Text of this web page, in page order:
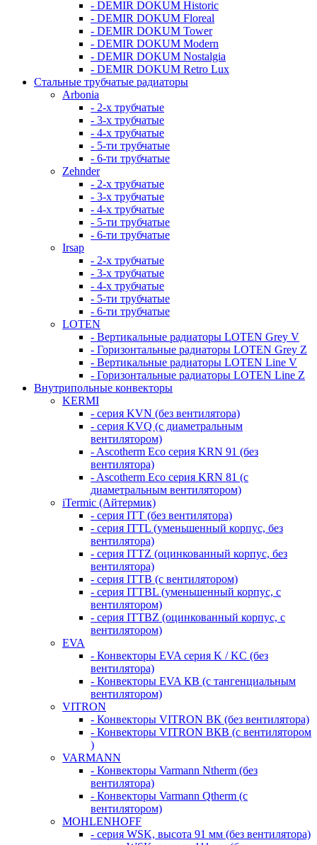
- DEMIR DOKUM Historic
- DEMIR DOKUM Floreal
- DEMIR DOKUM Tower
- DEMIR DOKUM Modern
- DEMIR DOKUM Nostalgia
- DEMIR DOKUM Retro Lux
Стальные трубчатые радиаторы
Arbonia
- 2-х трубчатые
- 3-х трубчатые
- 4-х трубчатые
- 5-ти трубчатые
- 6-ти трубчатые
Zehnder
- 2-х трубчатые
- 3-х трубчатые
- 4-х трубчатые
- 5-ти трубчатые
- 6-ти трубчатые
Irsap
- 2-х трубчатые
- 3-х трубчатые
- 4-х трубчатые
- 5-ти трубчатые
- 6-ти трубчатые
LOTEN
- Вертикальные радиаторы LOTEN Grey V
- Горизонтальные радиаторы LOTEN Grey Z
- Вертикальные радиаторы LOTEN Line V
- Горизонтальные радиаторы LOTEN Line Z
Внутрипольные конвекторы
KERMI
- серия KVN (без вентилятора)
- серия KVQ (с диаметральным
вентилятором)
- Ascotherm Eco серия KRN 91 (без
вентилятора)
- Ascotherm Eco серия KRN 81 (с
диаметральным вентилятором)
iTermic (Айтермик)
- серия ITT (без вентилятора)
- серия ITTL (уменьшенный корпус, без
вентилятора)
- серия ITTZ (оцинкованный корпус, без
вентилятора)
- серия ITTB (с вентилятором)
- серия ITTBL (уменьшенный корпус, с
вентилятором)
- серия ITTBZ (оцинкованный корпус, с
вентилятором)
EVA
- Конвекторы EVA серия K / KC (без
вентилятора)
- Конвекторы EVA КВ (с тангенциальным
вентилятором)
VITRON
- Конвекторы VITRON ВК (без вентилятора)
- Конвекторы VITRON ВКВ (с вентилятором
)
VARMANN
- Конвекторы Varmann Ntherm (без
вентилятора)
- Конвекторы Varmann Qtherm (с
вентилятором)
MOHLENHOFF
- серия WSK, высота 91 мм (без вентилятора)